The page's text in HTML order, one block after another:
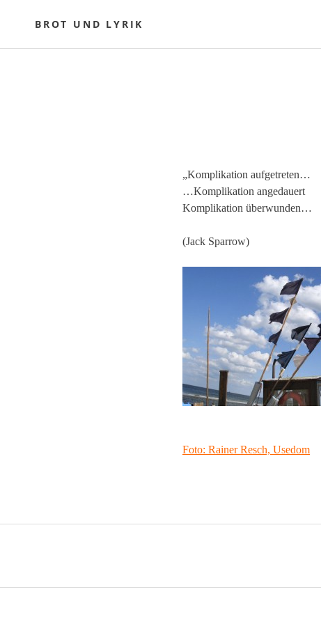
BROT UND LYRIK
„Komplikation aufgetreten…
…Komplikation angedauert
Komplikation überwunden…
(Jack Sparrow)
Foto: Rainer Resch, Usedom